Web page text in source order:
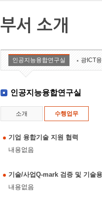
부서 소개
인공지능융합연구실 광ICT
인공지능융합연구실
소개 수행업무
기업 융합기술 지원 협력
내용없음
기술/사업Q-mark 검증 및 기술
내용없음